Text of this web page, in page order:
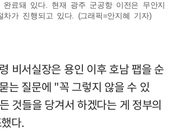
완료돼 있다. 현재 광주 군공항 이전은 무안지
가 진행되고 있다. (그래픽=안지혜 기자)
비서실장은 용인 이후 호남 팹을 순
는 질문에 "꼭 그렇지 않을 수 있
것들을 당겨서 하겠다는 게 정부의
다.